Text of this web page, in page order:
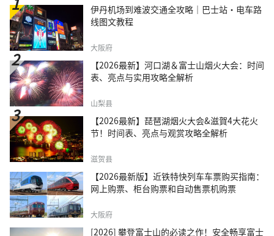
伊丹机场到难波交通全攻略｜巴士站・电车路
线图文教程
大阪府
【2026最新】河口湖＆富士山烟火大会：时间
表、亮点与实用攻略全解析
山梨县
【2026最新】琵琶湖烟火大会&滋賀4大花火
节！时间表、亮点与观赏攻略全解析
滋贺县
【2026最新版】近铁特快列车车票购买指南：
网上购票、柜台购票和自动售票机购票
大阪府
[2026] 攀登富士山的必读之作！安全畅享富士